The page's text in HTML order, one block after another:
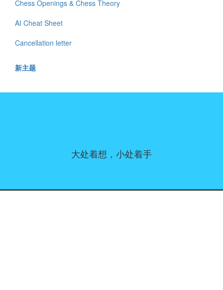
Chess Openings & Chess Theory
AI Cheat Sheet
Cancellation letter
新主题
大处着想，小处着手